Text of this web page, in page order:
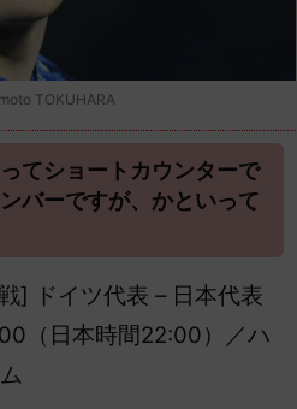
TOKUHARA
てショートカウンターで
バーですが、かといって
] ドイツ代表 – 日本代表
（日本時間22:00）／ハ